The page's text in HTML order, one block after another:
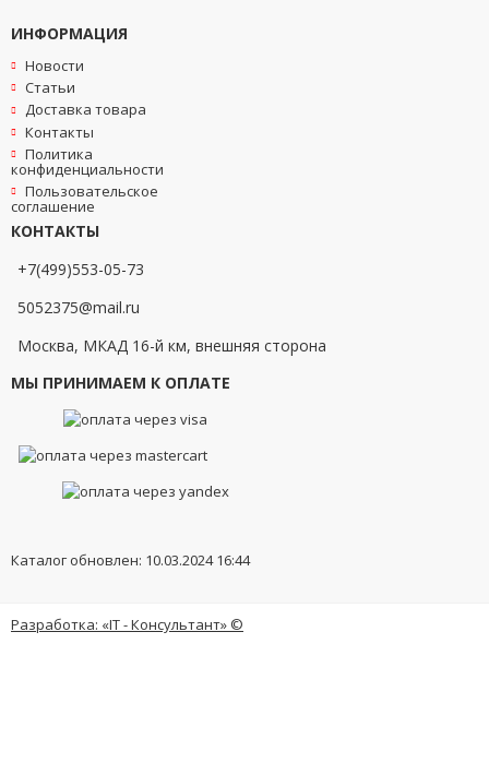
ИНФОРМАЦИЯ
Новости
Статьи
Доставка товара
Контакты
Политика
конфиденциальности
Пользовательское
соглашение
КОНТАКТЫ
+7(499)553-05-73
5052375@mail.ru
Москва, МКАД 16-й км, внешняя сторона
МЫ ПРИНИМАЕМ К ОПЛАТЕ
Каталог обновлен: 10.03.2024 16:44
Разработка: «IT - Консультант» ©